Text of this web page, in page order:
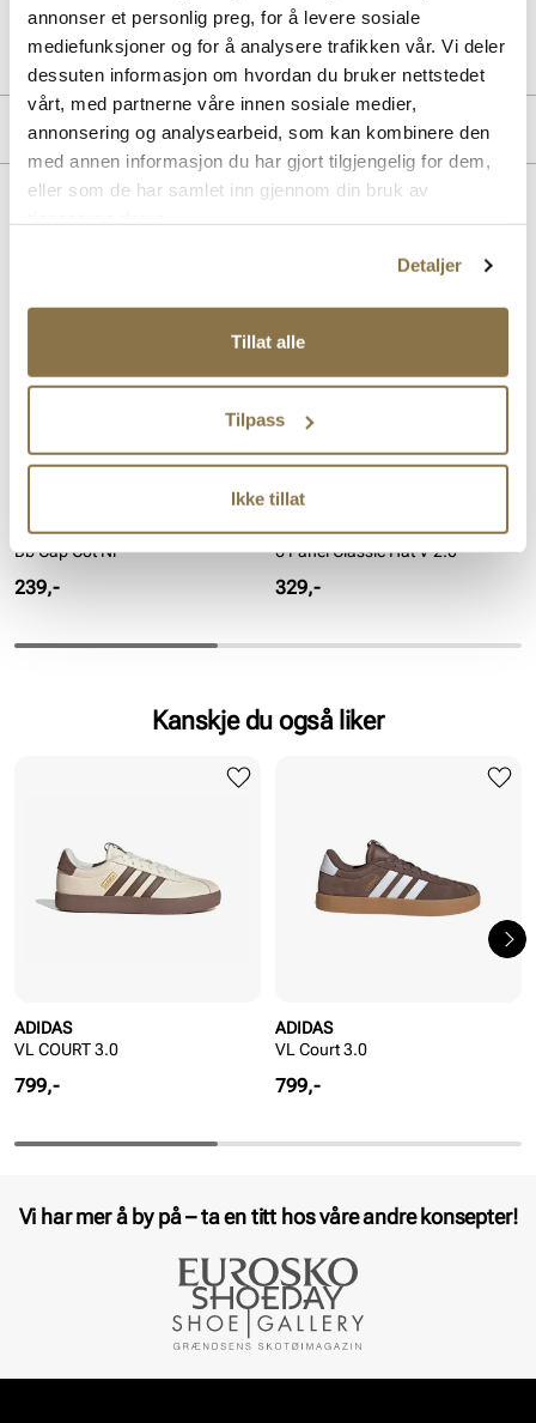
annonser et personlig preg, for å levere sosiale
mediefunksjoner og for å analysere trafikken vår. Vi deler
dessuten informasjon om hvordan du bruker nettstedet
vårt, med partnerne våre innen sosiale medier,
annonsering og analysearbeid, som kan kombinere den
med annen informasjon du har gjort tilgjengelig for dem,
eller som de har samlet inn gjennom din bruk av
Detaljer
Tillat alle
Tilpass
Ikke tillat
Art. nr.93253405
Lev. art. nrJP0392
MERKE
Lignende produkter
ADIDAS
Bb Cap Cot Nl
Pris
239,-
NEW BALANCE
6 Panel Classic Hat V 2.0
Pris
329,-
Kanskje du også liker
ADIDAS
VL COURT 3.0
Pris
799,-
ADIDAS
VL Court 3.0
Pris
799,-
Vi har mer å by på – ta en titt hos våre andre konsepter!